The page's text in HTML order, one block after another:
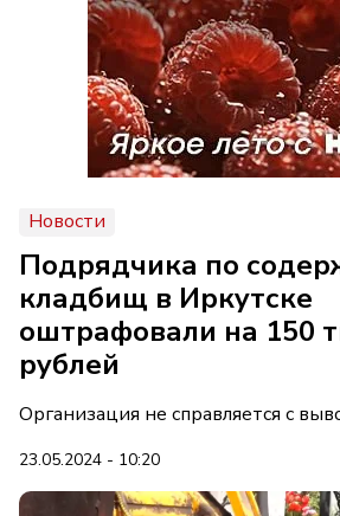
Новости
Подрядчика по
кладбищ в Иркутске
оштрафовали на 150
рублей
Организация не справляется с
23.05.2024 - 10:20